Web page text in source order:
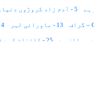
5 - آدم زاد کروڑوں دنیاؤں میں آباد ہے
13 - ماورائی لہر 14 -
25 - کائنات کی رفتار